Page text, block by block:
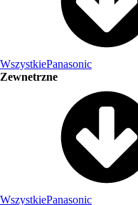
WszystkiePanasonic
Zewnetrzne
WszystkiePanasonic